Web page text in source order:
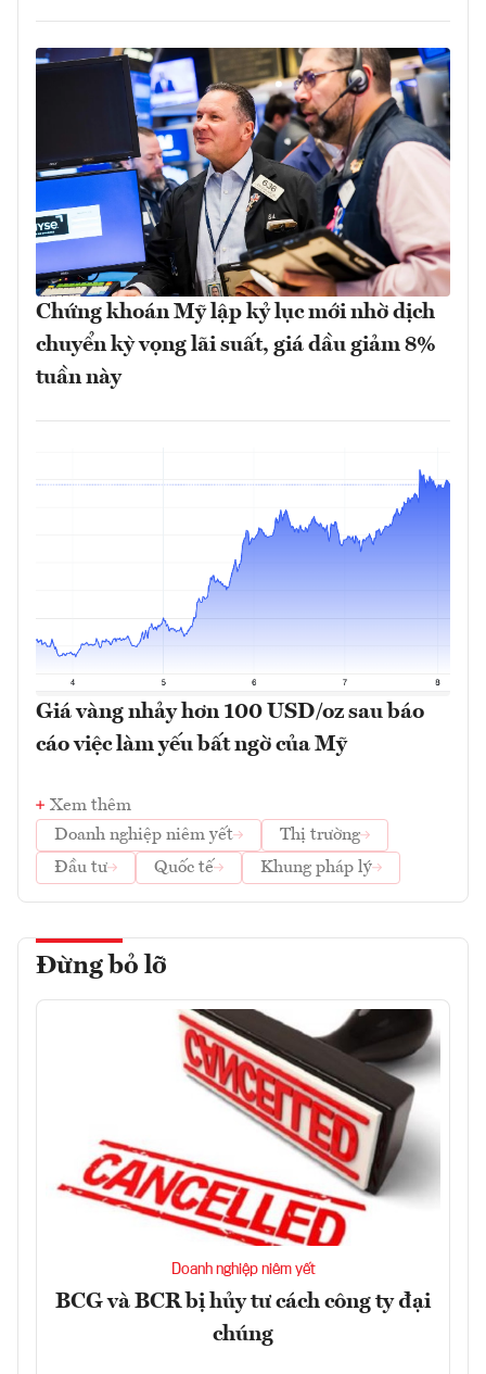
Chứng khoán Mỹ lập kỷ lục mới nhờ dịch
chuyển kỳ vọng lãi suất, giá dầu giảm 8%
tuần này
Giá vàng nhảy hơn 100 USD/oz sau báo
cáo việc làm yếu bất ngờ của Mỹ
Xem thêm
Doanh nghiệp niêm yết
Thị trường
Đầu tư
Quốc tế Khung pháp lý
Đừng bỏ lỡ
Doanh nghiệp niêm yết
BCG và BCR bị hủy tư cách công ty đại
chúng